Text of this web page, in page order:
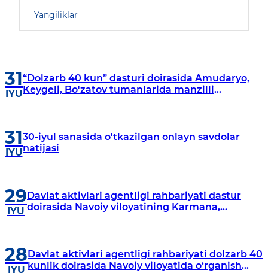
Yangiliklar
31
IYU
“Dolzarb 40 kun” dasturi doirasida Amudaryo,
Keygeli, Bo'zatov tumanlarida manzilli
31
IYU
30-iyul sanasida o'tkazilgan onlayn savdolar
natijasi
29
IYU
Davlat aktivlari agentligi rahbariyati dastur
doirasida Navoiy viloyatining Karmana,
28
IYU
Davlat aktivlari agentligi rahbariyati dolzarb 40
kunlik doirasida Navoiy viloyatida o‘rganish